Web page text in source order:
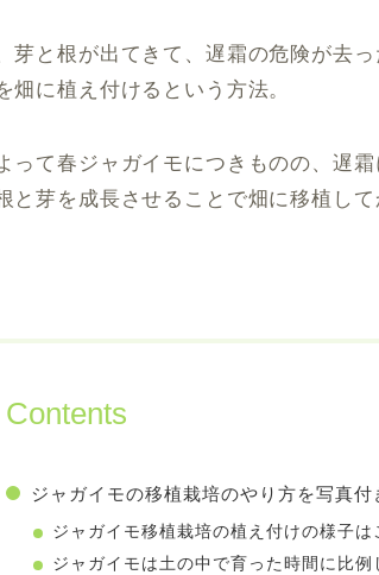
芽と根が出てきて、遅霜の危険が去
畑に植え付けるという方法。
って春ジャガイモにつきものの、遅
と芽を成長させることで畑に移植し
Contents
ジャガイモの移植栽培のやり方を写真付
ジャガイモ移植栽培の植え付けの様子は
ジャガイモは土の中で育った時間に比例